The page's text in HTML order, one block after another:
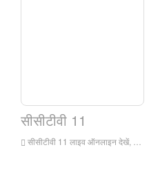
सीसीटीवी 11
सीसीटीवी 11 लाइव ऑनलाइन देखें, और सीसीटीवी 11 ओपेरा चैनल दिन में 24 घंटे निर्बाध रूप से प्रसारित करता है। यह चीन में सबसे व्यापक, प्रभावशाली और सबसे बड़ा पेशेवर ओपेरा चैनल है।